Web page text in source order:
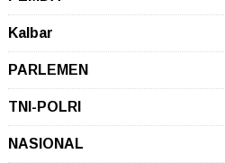
Kalbar
PARLEMEN
TNI-POLRI
NASIONAL